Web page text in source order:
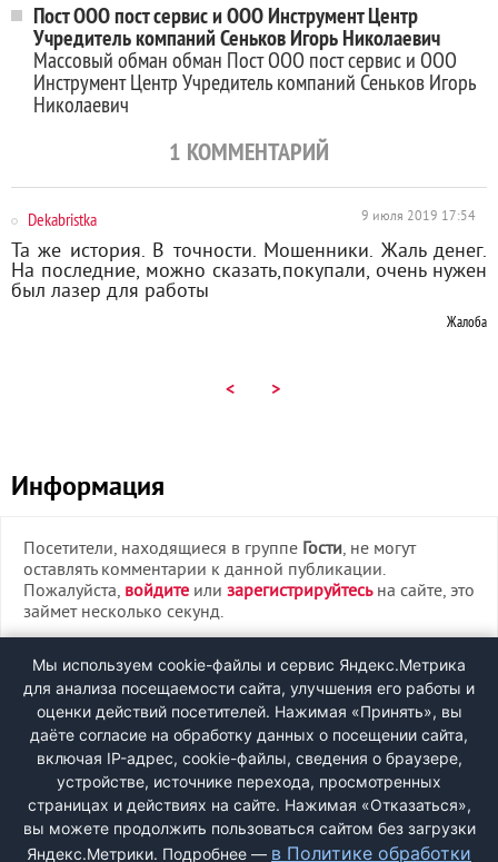
Пост ООО пост сервис и ООО Инструмент Центр
Учредитель компаний Сеньков Игорь Николаевич
Массовый обман обман Пост ООО пост сервис и ООО
Инструмент Центр Учредитель компаний Сеньков Игорь
Николаевич
1 КОММЕНТАРИЙ
Dekabristka 9 июля 2019 17:54
Та же история. В точности. Мошенники. Жаль денег.
На последние, можно сказать,покупали, очень нужен
был лазер для работы
Жалоба
< >
Информация
Посетители, находящиеся в группе Гости, не могут
оставлять комментарии к данной публикации.
Пожалуйста, войдите или зарегистрируйтесьна сайте, это
займет несколько секунд.
ВХОД
РЕГИСТРАЦИЯ
Быстрая регистрациячерез соцсети:
Мы используем cookie-файлы и сервис Яндекс.Метрика
для анализа посещаемости сайта, улучшения его работы и
оценки действий посетителей. Нажимая «Принять», вы
даёте согласие на обработку данных о посещении сайта,
включая IP-адрес, cookie-файлы, сведения о браузере,
устройстве, источнике перехода, просмотренных
страницах и действиях на сайте. Нажимая «Отказаться»,
вы можете продолжить пользоваться сайтом без загрузки
Яндекс.Метрики. Подробнее — в Политике обработки